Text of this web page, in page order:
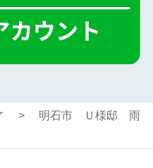
明石市 Ｕ様邸 雨